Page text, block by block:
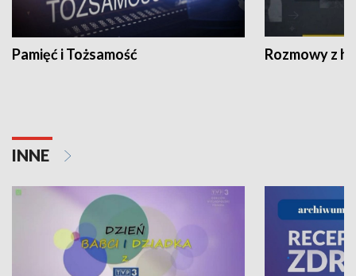
Pamięć i Tożsamość Rozmowy z
INNE